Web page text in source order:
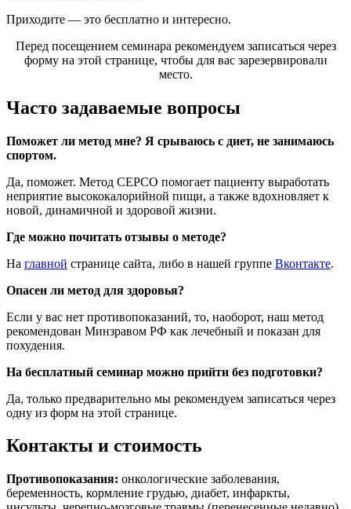
Приходите — это бесплатно и интересно.
Перед посещением семинара рекомендуем записаться через
форму на этой странице, чтобы для вас зарезервировали
место.
Часто задаваемые вопросы
Поможет ли метод мне? Я срываюсь с диет, не занимаюсь
спортом.
Да, поможет. Метод СЕРСО помогает пациенту выработать
неприятие высококалорийной пищи, а также вдохновляет к
новой, динамичной и здоровой жизни.
Где можно почитать отзывы о методе?
На главной странице сайта, либо в нашей группе Вконтакте.
Опасен ли метод для здоровья?
Если у вас нет противопоказаний, то, наоборот, наш метод
рекомендован Минзравом РФ как лечебный и показан для
похудения.
На бесплатный семинар можно прийти без подготовки?
Да, только предварительно мы рекомендуем записаться через
одну из форм на этой странице.
Контакты и стоимость
Противопоказания: онкологические заболевания,
беременность, кормление грудью, диабет, инфаркты,